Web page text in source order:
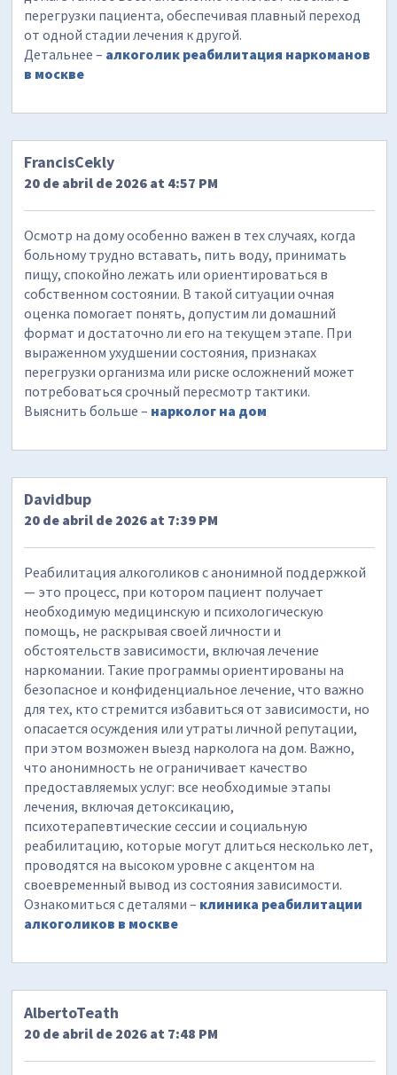
перегрузки пациента, обеспечивая плавный переход
от одной стадии лечения к другой.
Детальнее – алкоголик реабилитация наркоманов
в москве
FrancisCekly
20 de abril de 2026 at 4:57 PM
Осмотр на дому особенно важен в тех случаях, когда
больному трудно вставать, пить воду, принимать
пищу, спокойно лежать или ориентироваться в
собственном состоянии. В такой ситуации очная
оценка помогает понять, допустим ли домашний
формат и достаточно ли его на текущем этапе. При
выраженном ухудшении состояния, признаках
перегрузки организма или риске осложнений может
потребоваться срочный пересмотр тактики.
Выяснить больше – нарколог на дом
Davidbup
20 de abril de 2026 at 7:39 PM
Реабилитация алкоголиков с анонимной поддержкой
— это процесс, при котором пациент получает
необходимую медицинскую и психологическую
помощь, не раскрывая своей личности и
обстоятельств зависимости, включая лечение
наркомании. Такие программы ориентированы на
безопасное и конфиденциальное лечение, что важно
для тех, кто стремится избавиться от зависимости, но
опасается осуждения или утраты личной репутации,
при этом возможен выезд нарколога на дом. Важно,
что анонимность не ограничивает качество
предоставляемых услуг: все необходимые этапы
лечения, включая детоксикацию,
психотерапевтические сессии и социальную
реабилитацию, которые могут длиться несколько лет,
проводятся на высоком уровне с акцентом на
своевременный вывод из состояния зависимости.
Ознакомиться с деталями – клиника реабилитации
алкоголиков в москве
AlbertoTeath
20 de abril de 2026 at 7:48 PM